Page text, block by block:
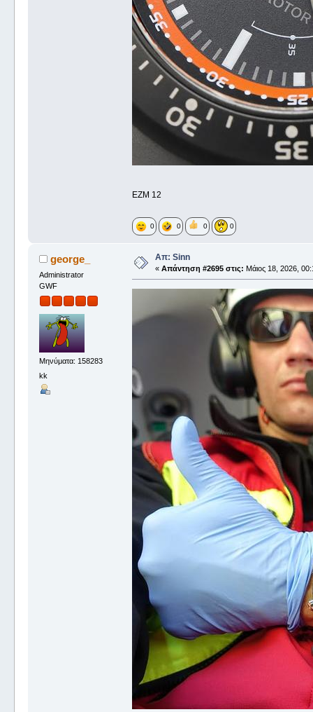
EZM 12
0 0 0 0
george_
Administrator
GWF
Μηνύματα: 158283
kk
Απ: Sinn
« Απάντηση #2695 στις: Μάιος 18, 2026,